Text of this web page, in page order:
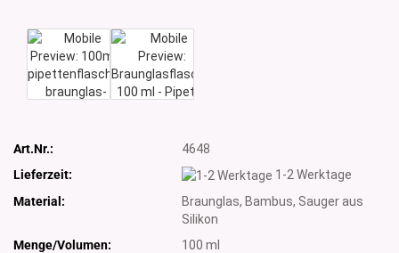
Art.Nr.:
4648
Lieferzeit:
1-2 Werktage
Material:
Braunglas, Bambus, Sauger aus
Silikon
Menge/Volumen:
100 ml